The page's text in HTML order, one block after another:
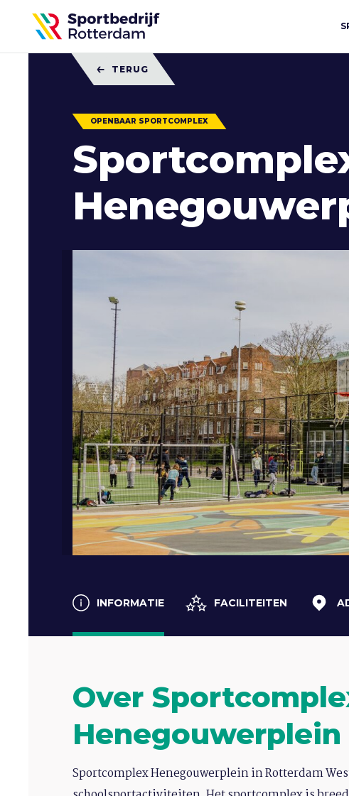
Sportbedrijf
Rotterdam
TERUG
OPENBAAR SPORTCOMPLEX
INFORMATIE FACILITEITEN
Over
Henegouwerplein
Sportcomplex Henegouwerplein in Rotterdam